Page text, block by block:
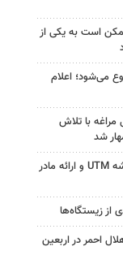
است به یکی از
می‌شود؛ اعلام
با تلاش
شد
جزئیات ثبت ادعا، تهیه نقشه UTM و ارائه مادر
از زیستگاه‌ها
احمر در اربعین